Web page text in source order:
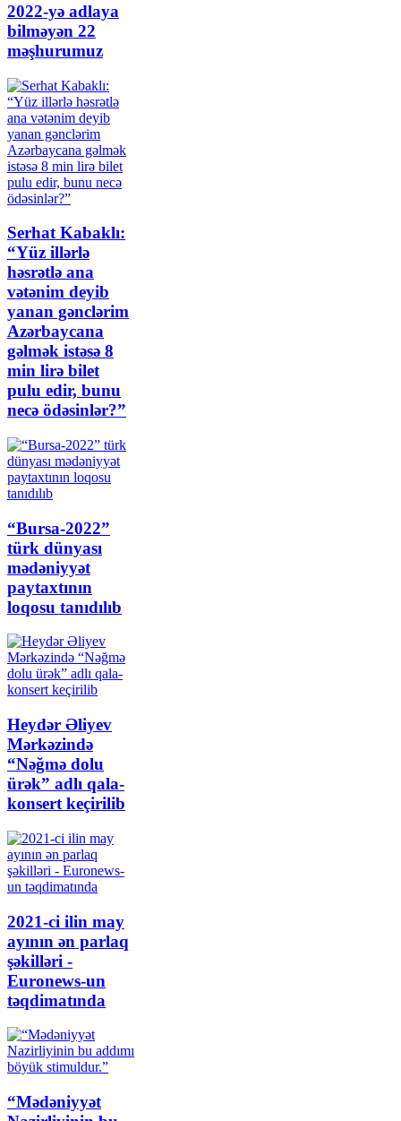
2022-yə adlaya
bilməyən 22
məşhurumuz
Serhat Kabaklı:
“Yüz illərlə
həsrətlə ana
vətənim deyib
yanan gənclərim
Azərbaycana
gəlmək istəsə 8
min lirə bilet
pulu edir, bunu
necə ödəsinlər?”
“Bursa-2022”
türk dünyası
mədəniyyət
paytaxtının
loqosu tanıdılıb
Heydər Əliyev
Mərkəzində
“Nəğmə dolu
ürək” adlı qala-
konsert keçirilib
2021-ci ilin may
ayının ən parlaq
şəkilləri -
Euronews-un
təqdimatında
“Mədəniyyət